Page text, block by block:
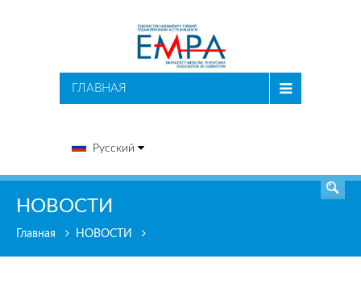
ГЛАВНАЯ
Русский
ПОИСК
НОВОСТИ
Главная НОВОСТИ